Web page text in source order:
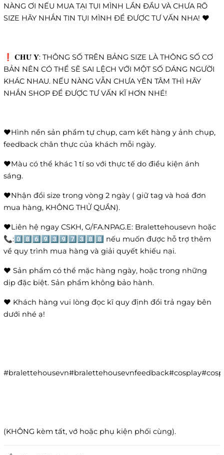
NÀNG ƠI NẾU MUA TẠI TỤI MÌNH LẦN ĐẦU VÀ CHƯA RÕ
SIZE HÃY NHẮN TIN TỤI MÌNH ĐỂ ĐƯỢC TƯ VẤN NHA! ❤️
❗️ 𝐂𝐇𝐔́ 𝐘́: THÔNG SỐ TRÊN BẢNG SIZE LÀ THÔNG SỐ CƠ
BẢN NÊN CÓ THỂ SẼ SAI LỆCH VỚI MỘT SỐ DÁNG NGƯỜI
KHÁC NHAU. NẾU NÀNG VẪN CHƯA YÊN TÂM THÌ HÃY
NHẮN SHOP ĐỂ ĐƯỢC TƯ VẤN KĨ HƠN NHÉ!
❤️Hình nền sản phẩm tự chụp, cam kết hàng y ảnh chụp,
feedback chân thực của khách mỗi ngày.
❤️Màu có thể khác 1 tí so với thực tế do điều kiện ánh
sáng.
❤️Nhận đổi size trong vòng 2 ngày ( giữ tag và hoá đơn
mua hàng, KHÔNG THỬ QUẦN).
❤️Liên hệ ngay CSKH, G/FA.NPAG.E: Bralettehousevn hoặc
📞:0️⃣8️⃣6️⃣9️⃣3️⃣9️⃣7️⃣3️⃣8️⃣8️⃣ nếu muốn được hỗ trợ thêm
về quy trình mua hàng và giải quyết khiếu nại.
❤️ Sản phẩm có thể mặc hàng ngày, hoặc trong những
dịp đặc biệt. Sản phẩm không bảo hành.
❤️ Khách hàng vui lòng đọc kĩ quy định đổi trả ngay bên
dưới nhé ạ!
(KHÔNG kèm tất, vớ hoặc phụ kiện phối cùng).